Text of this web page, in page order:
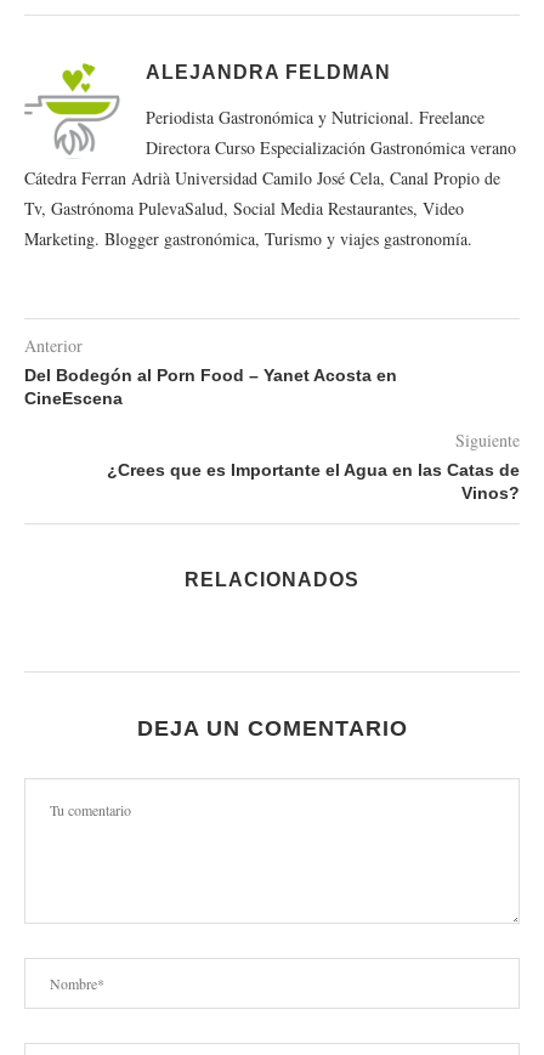
ALEJANDRA FELDMAN
Periodista Gastronómica y Nutricional. Freelance
Directora Curso Especialización Gastronómica verano
Cátedra Ferran Adrià Universidad Camilo José Cela, Canal Propio de
Tv, Gastrónoma PulevaSalud, Social Media Restaurantes, Video
Marketing. Blogger gastronómica, Turismo y viajes gastronomía.
Anterior
Del Bodegón al Porn Food – Yanet Acosta en
CineEscena
Siguiente
¿Crees que es Importante el Agua en las Catas de
Vinos?
RELACIONADOS
DEJA UN COMENTARIO